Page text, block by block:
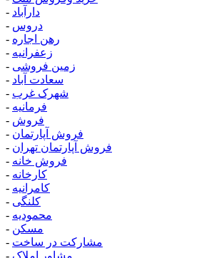
- دارآباد
- دروس
- رهن اجاره
- زعفرانیه
- زمین فروشی
- سعادت آباد
- شهرک غرب
- فرمانیه
- فروش
- فروش آپارتمان
- فروش آپارتمان تهران
- فروش خانه
- کارخانه
- کامرانیه
- کلنگی
- محمودیه
- مسکن
- مشارکت در ساخت